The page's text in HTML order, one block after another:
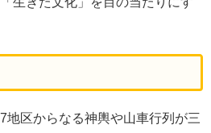
地区からなる神輿や山車行列が三